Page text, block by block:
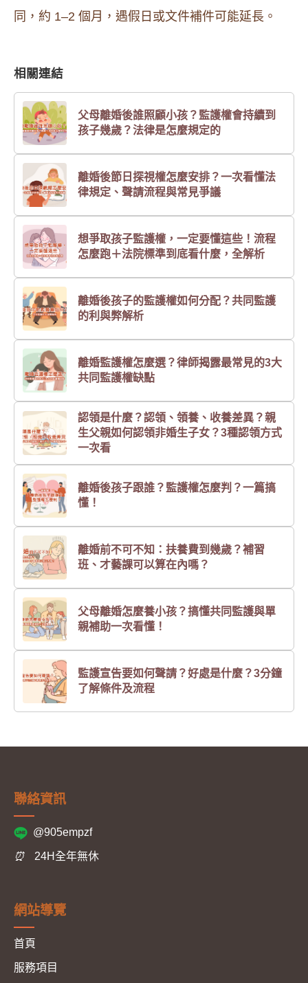
同，約 1–2 個月，遇假日或文件補件可能延長。
相關連結
父母離婚後誰照顧小孩？監護權會持續到
孩子幾歲？法律是怎麼規定的
離婚後節日探視權怎麼安排？一次看懂法
律規定、聲請流程與常見爭議
想爭取孩子監護權，一定要懂這些！流程
怎麼跑＋法院標準到底看什麼，全解析
離婚後孩子的監護權如何分配？共同監護
的利與弊解析
離婚監護權怎麼選？律師揭露最常見的3大
共同監護權缺點
認領是什麼？認領、領養、收養差異？親
生父親如何認領非婚生子女？3種認領方式
一次看
離婚後孩子跟誰？監護權怎麼判？一篇搞
懂！
離婚前不可不知：扶養費到幾歲？補習
班、才藝課可以算在內嗎？
父母離婚怎麼養小孩？搞懂共同監護與單
親補助一次看懂！
監護宣告要如何聲請？好處是什麼？3分鐘
了解條件及流程
聯絡資訊
@905empzf
⏰ 24H全年無休
網站導覽
首頁
服務項目